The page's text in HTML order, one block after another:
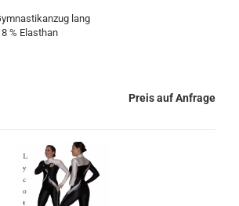
lang
% Elasthan
Preis auf Anfrage